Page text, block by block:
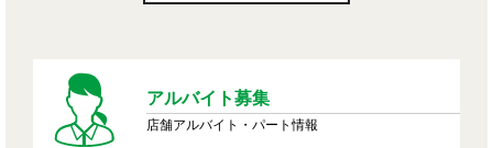
アルバイト募集
店舗アルバイト・パート情報